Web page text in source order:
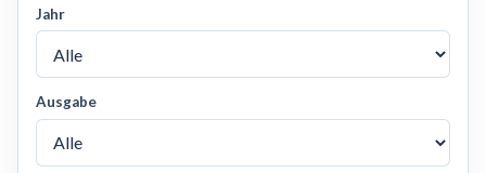
Jahr
Ausgabe